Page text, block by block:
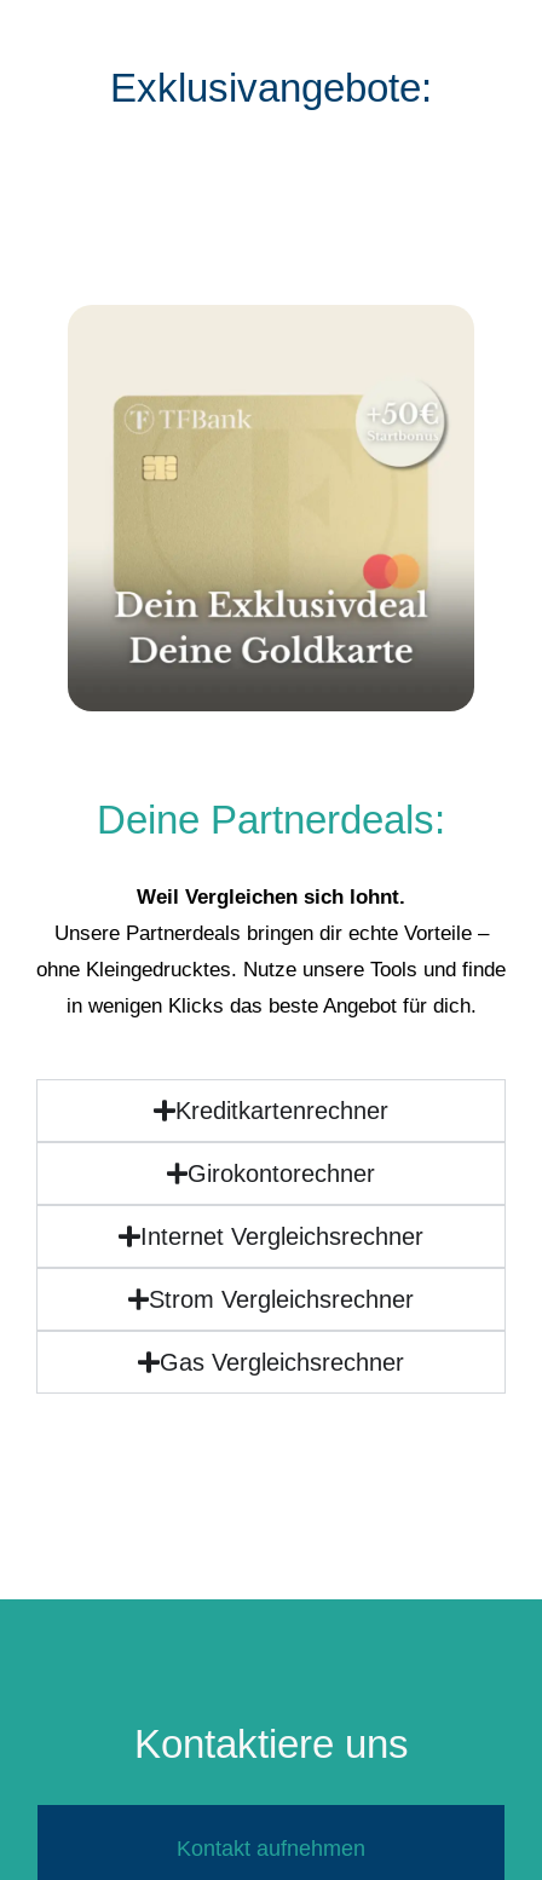
Exklusivangebote:
Deine Partnerdeals:
Weil Vergleichen sich lohnt.
Unsere Partnerdeals bringen dir echte Vorteile –
ohne Kleingedrucktes. Nutze unsere Tools und finde
in wenigen Klicks das beste Angebot für dich.
Kreditkartenrechner
Girokontorechner
Internet Vergleichsrechner
Strom Vergleichsrechner
Gas Vergleichsrechner
Kontaktiere uns
Kontakt aufnehmen